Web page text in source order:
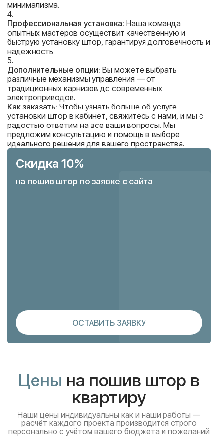
минимализма.
Профессиональная установка: Наша команда
опытных мастеров осуществит качественную и
быструю установку штор, гарантируя долговечность и
надежность.
Дополнительные опции: Вы можете выбрать
различные механизмы управления — от
традиционных карнизов до современных
электроприводов.
Как заказать: Чтобы узнать больше об услуге
установки штор в кабинет, свяжитесь с нами, и мы с
радостью ответим на все ваши вопросы. Мы
предложим консультацию и помощь в выборе
идеального решения для вашего пространства.
Скидка 10%
на пошив штор по заявке с сайта
ОСТАВИТЬ ЗАЯВКУ
Цены на пошив штор в
квартиру
Наши цены индивидуальны как и наши работы —
расчёт каждого проекта производится строго
персонально с учётом вашего бюджета и пожеланий